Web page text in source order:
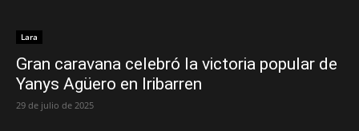
Lara
Gran caravana celebró la victoria popular de
Yanys Agüero en Iribarren
29 de julio de 2025